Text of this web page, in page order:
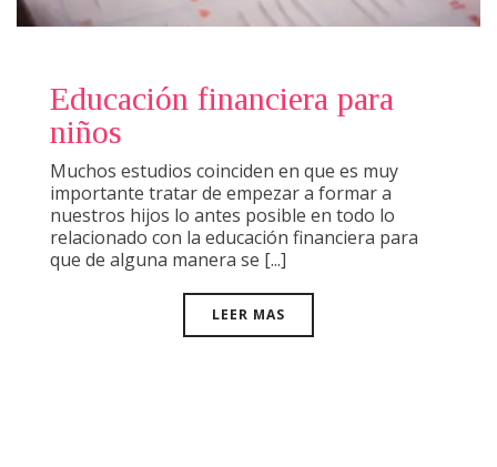
Educación financiera para
niños
Muchos estudios coinciden en que es muy
importante tratar de empezar a formar a
nuestros hijos lo antes posible en todo lo
relacionado con la educación financiera para
que de alguna manera se [...]
LEER MAS